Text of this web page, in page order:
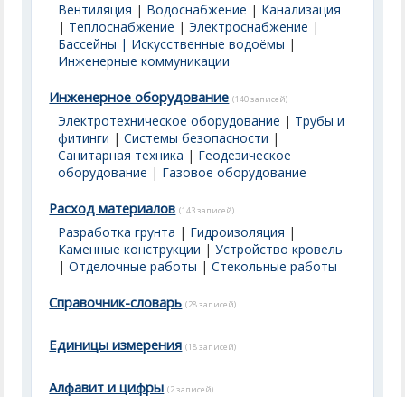
Вентиляция | Водоснабжение | Канализация
| Теплоснабжение |Электроснабжение |
Бассейны | Искусственные водоёмы |
Инженерные коммуникации
Инженерное оборудование (140 записей)
Электротехническое оборудование | Трубы и
фитинги |Системы безопасности |
Санитарная техника | Геодезическое
оборудование | Газовое оборудование
Расход материалов (143 записей)
Разработка грунта | Гидроизоляция |
Каменные конструкции |Устройство кровель
|Отделочные работы |Стекольные работы
Справочник-словарь (28 записей)
Единицы измерения (18 записей)
Алфавит и цифры (2 записей)